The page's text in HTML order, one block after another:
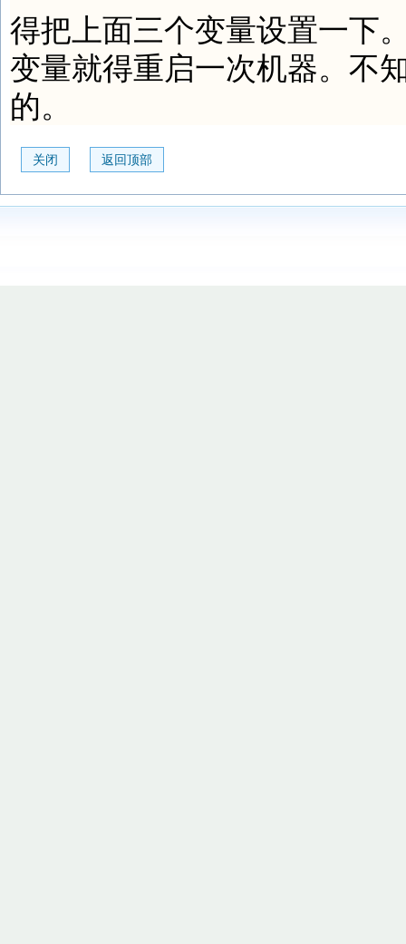
得把上面三个变量设置一下
变量就得重启一次机器。不
的。
关闭 返回顶部